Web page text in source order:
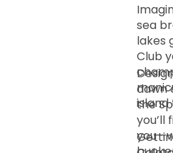
sea
lakes
Club
dawn
the Spanish
you’ll